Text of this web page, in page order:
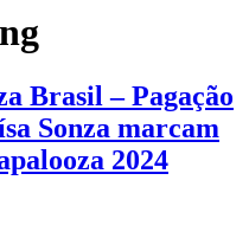
Brasil – Pagação
Sonza marcam
2024